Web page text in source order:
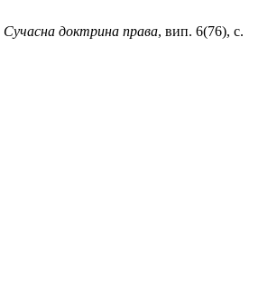
Сучасна доктрина права, вип. 6(76), с.